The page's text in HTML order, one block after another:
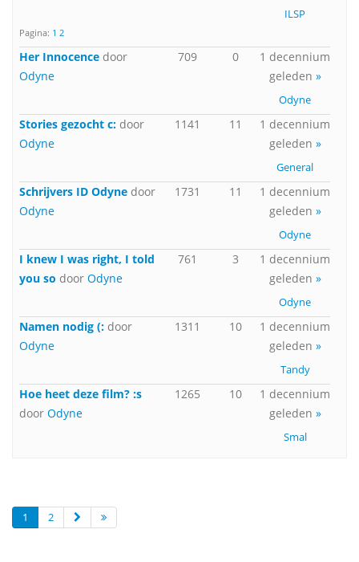
Pagina: 1 2
ILSP
Her Innocence door
Odyne
709 0
1 decennium
geleden »
Odyne
Stories gezocht c: door
Odyne
1141 11
1 decennium
geleden »
General
Schrijvers ID Odyne door
Odyne
1731 11
1 decennium
geleden »
Odyne
I knew I was right, I told
you so door Odyne
761 3
1 decennium
geleden »
Odyne
Namen nodig (: door
Odyne
1311 10
1 decennium
geleden »
Tandy
Hoe heet deze film? :s
door Odyne
1265 10
1 decennium
geleden »
Smal
1 2